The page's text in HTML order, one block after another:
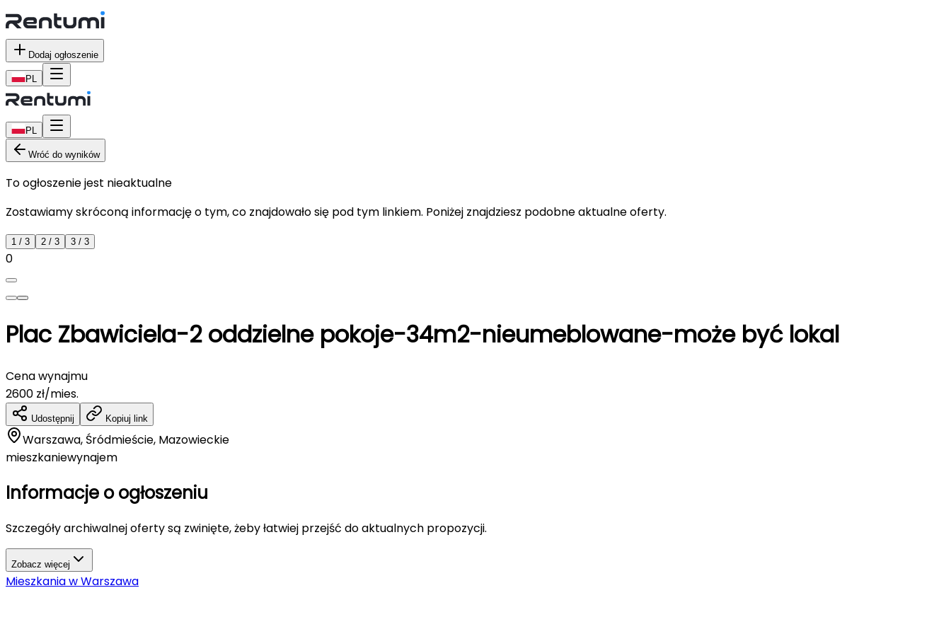
Dodaj ogłoszenie
PL
PL
Wróć do wyników
To ogłoszenie jest nieaktualne
Zostawiamy skróconą informację o tym, co znajdowało się pod tym linkiem. Poniżej znajdziesz podobne aktualne oferty.
1 / 3 2 / 3 3 / 3
0
Plac Zbawiciela-2 oddzielne pokoje-34m2-nieumeblowane-może być lokal
Cena wynajmu
2600 zł/mies.
Udostępnij Kopiuj link
Warszawa, Śródmieście, Mazowieckie
mieszkaniewynajem
Informacje o ogłoszeniu
Szczegóły archiwalnej oferty są zwinięte, żeby łatwiej przejść do aktualnych propozycji.
Zobacz więcej
MieszkaniawWarszawa